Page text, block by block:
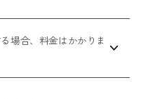
場合、料金はかかりま